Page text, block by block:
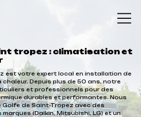
tropez : climatisation et
est votre expert local en installation de
Depuis plus de 50 ans, notre
et professionnels pour des
durables et performantes. Nous
de Saint-Tropez avec des
(Daikin, Mitsubishi, LG) et un